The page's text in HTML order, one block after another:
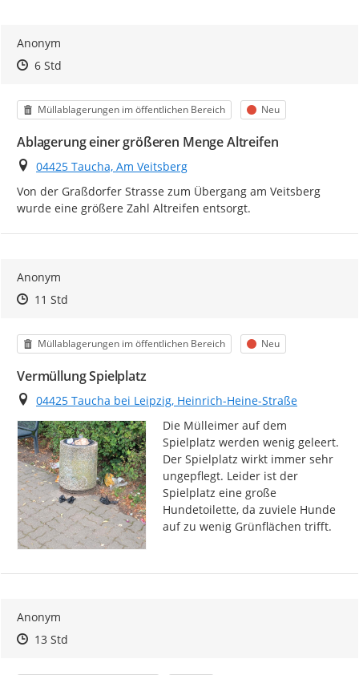
Anonym
Zeitpunkt des Erstellens
Zeitpunkt des Erstellens
6 StdZur Äußerung
Kategorie
Müllablagerungen im öffentlichen Bereich Status
Neu
Ablagerung einer größeren Menge Altreifen
Ort
04425 Taucha, Am Veitsberg
Von der Graßdorfer Strasse zum Übergang am Veitsberg
wurde eine größere Zahl Altreifen entsorgt.
Anonym
Zeitpunkt des Erstellens
Zeitpunkt des Erstellens
11 StdZur Äußerung
Kategorie
Müllablagerungen im öffentlichen Bereich Status
Neu
Vermüllung Spielplatz
Ort
04425 Taucha bei Leipzig, Heinrich-Heine-Straße
Die Mülleimer auf dem
Spielplatz werden wenig geleert.
Der Spielplatz wirkt immer sehr
ungepflegt. Leider ist der
Spielplatz eine große
Hundetoilette, da zuviele Hunde
auf zu wenig Grünflächen trifft.
Anonym
Zeitpunkt des Erstellens
Zeitpunkt des Erstellens
13 StdZur Äußerung